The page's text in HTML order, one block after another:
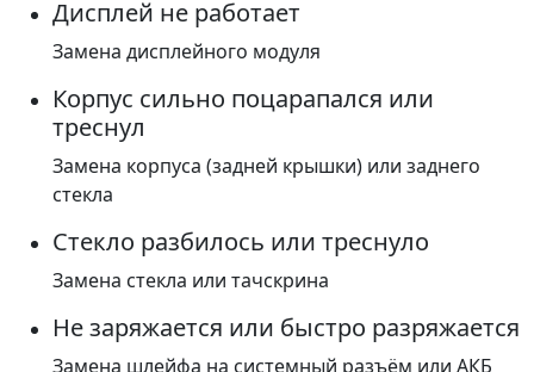
Дисплей не работает
Замена дисплейного модуля
Корпус сильно поцарапался или
треснул
Замена корпуса (задней крышки) или заднего
стекла
Стекло разбилось или треснуло
Замена стекла или тачскрина
Не заряжается или быстро разряжается
Замена шлейфа на системный разъём или АКБ